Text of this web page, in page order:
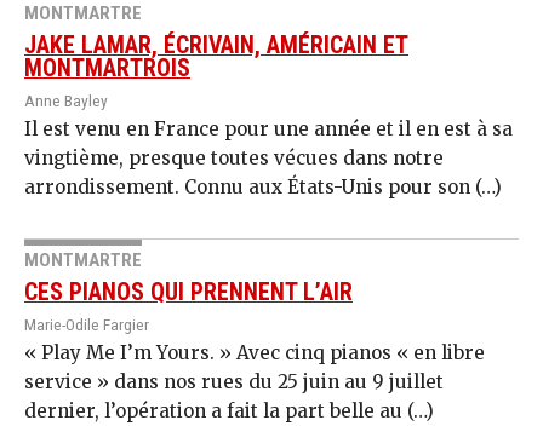
MONTMARTRE
JAKE LAMAR, ÉCRIVAIN, AMÉRICAIN ET
MONTMARTROIS
Anne Bayley
Il est venu en France pour une année et il en est à sa
vingtième, presque toutes vécues dans notre
arrondissement. Connu aux États-Unis pour son (…)
MONTMARTRE
CES PIANOS QUI PRENNENT L’AIR
Marie-Odile Fargier
« Play Me I’m Yours. » Avec cinq pianos « en libre
service » dans nos rues du 25 juin au 9 juillet
dernier, l’opération a fait la part belle au (…)